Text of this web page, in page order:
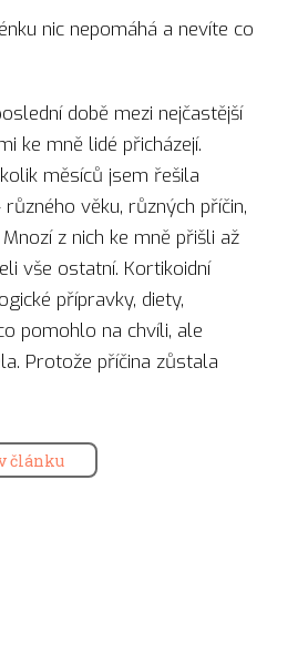
nic nepomáhá a nevíte co
době mezi nejčastější
ke mně lidé přicházejí.
měsíců jsem řešila
věku, různých příčin,
z nich ke mně přišli až
vše ostatní. Kortikoidní
přípravky, diety,
pomohlo na chvíli, ale
Protože příčina zůstala
článku